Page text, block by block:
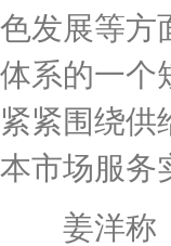
色发展等方
体系的一个
紧紧围绕供
本市场服务
姜洋称，